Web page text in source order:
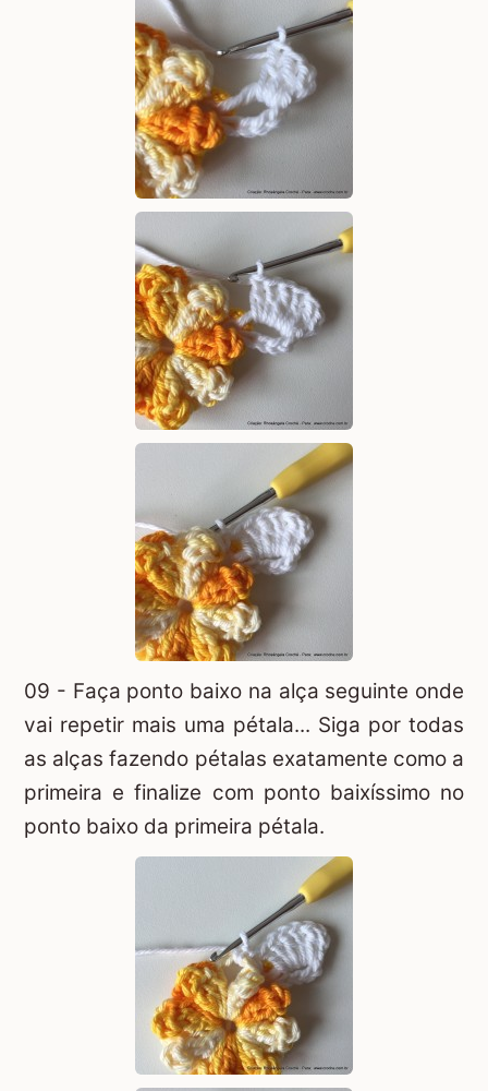
09 - Faça ponto baixo na alça seguinte onde
vai repetir mais uma pétala... Siga por todas
as alças fazendo pétalas exatamente como a
primeira e finalize com ponto baixíssimo no
ponto baixo da primeira pétala.